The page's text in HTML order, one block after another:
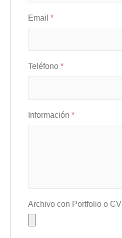
Email *
Teléfono *
Información *
Archivo con Portfolio o CV